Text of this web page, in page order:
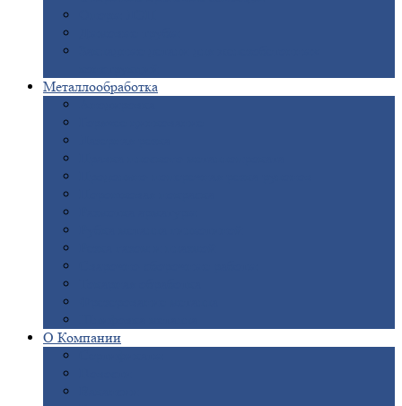
Металлообработка
О Компании